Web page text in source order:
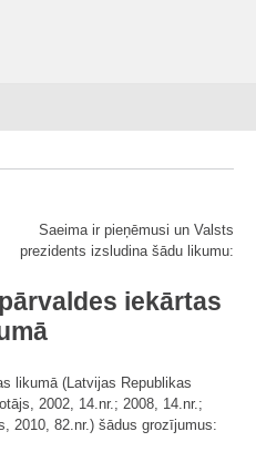
Saeima ir pieņēmusi un Valsts
prezidents izsludina šādu likumu:
iekārtas
likumā (Latvijas Republikas
2002, 14.nr.; 2008, 14.nr.;
2010, 82.nr.) šādus grozījumus: